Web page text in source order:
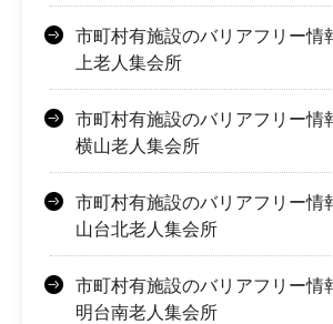
市町村有施設のバリアフリー
上老人集会所
市町村有施設のバリアフリー
横山老人集会所
市町村有施設のバリアフリー
山台北老人集会所
市町村有施設のバリアフリー
明台南老人集会所